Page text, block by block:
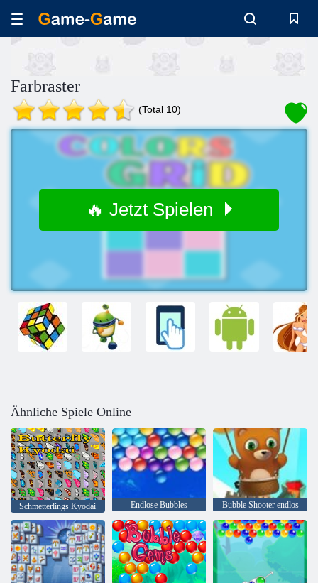
Farbraster
(Total 10)
🔥 Jetzt Spielen
Ähnliche Spiele Online
Schmetterlings Kyodai Endlose Bubbles Bubble Shooter endlos